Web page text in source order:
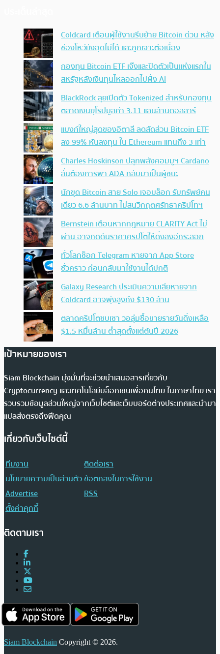
Coldcard เตือนผู้ใช้งานรีบย้าย Bitcoin ด่วน หลัง
ช่องโหว่ยังอุดไม่ได้ และถูกเจาะต่อเนื่อง
กองทุน Bitcoin ETF เจ๊งและปิดตัวเป็นแห่งแรกใน
สหรัฐหลังเงินทุนไหลออกไปฝั่ง AI
BlackRock ลุยเปิดตัว Tokenized สำหรับกองทุน
ตลาดเงินยุโรปมูลค่า 3.11 แสนล้านดอลลาร์
แบงก์ใหญ่สุดของอิตาลี ลดสัดส่วน Bitcoin ETF
ลง 99% หันลงทุน ใน Ethereum แทนถึง 3 เท่า
Charles Hoskinson ปลุกพลังคอมมูฯ Cardano
ลั่นต้องการพา ADA กลับมาเป็นผู้ชนะ
นักขุด Bitcoin สาย Solo เจอบล็อก รับทรัพย์คน
เดียว 6.6 ล้านบาท ไม่สนวิกฤตศรัทธาคริปโทฯ
Bernstein เตือนหากกฎหมาย CLARITY Act ไม่
ผ่าน อาจกดดันราคาคริปโตให้ดิ่งลงอีกระลอก
ทั่วโลกช็อก Telegram หายจาก App Store
ชั่วคราว ก่อนกลับมาใช้งานได้ปกติ
Galaxy Research ประเมินความเสียหายจาก
Coldcard อาจพุ่งสูงถึง $130 ล้าน
ตลาดคริปโตซบเซา วอลุ่มซื้อขายรายวันดิ่งเหลือ
$1.5 หมื่นล้าน ต่ำสุดตั้งแต่ต้นปี 2026
เป้าหมายของเรา
Siam Blockchain มุ่งมั่นที่จะช่วยนำเสนอสารเกี่ยวกับ
Cryptocurrency และเทคโนโลยีบล็อกเชนเพื่อคนไทย ในภาษาไทย เรา
รวบรวมข้อมูลส่วนใหญ่จากเว็บไซต์และเว็บบอร์ดต่างประเทศและนำมา
แปลส่งตรงถึงฟีดคุณ
เกี่ยวกับเว็บไซต์นี้
ทีมงาน
ติดต่อเรา
นโยบายความเป็นส่วนตัวข้อตกลงในการใช้งาน
Advertise
RSS
ตั้งค่าคุกกี้
ติดตามเรา
Siam Blockchain Copyright © 2026.